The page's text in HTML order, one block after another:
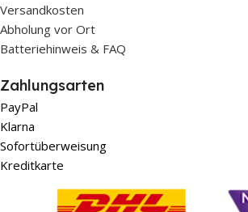
Versandkosten
Abholung vor Ort
Batteriehinweis & FAQ
Zahlungsarten
PayPal
Klarna
Sofortüberweisung
Kreditkarte